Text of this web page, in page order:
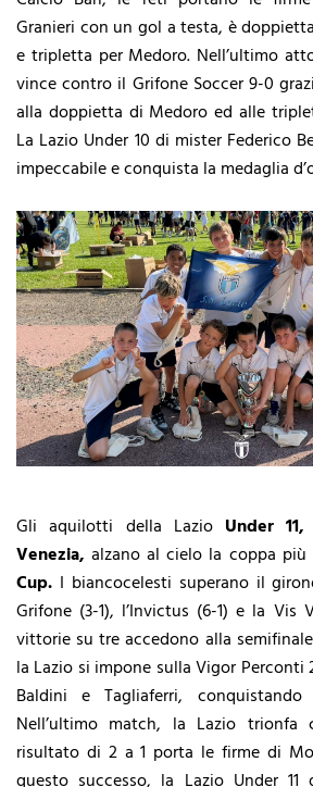
Granieri con un gol a testa, è
e tripletta per Medoro. Nell’ultimo
vince contro il Grifone Soccer 9-0
alla doppietta di Medoro ed alle
La Lazio Under 10 di mister Federico
impeccabile e conquista la medaglia
Gli aquilotti della Lazio Under 11,
Venezia, alzano al cielo la coppa più
Cup. I biancocelesti superano il
Grifone (3-1), l’Invictus (6-1) e la
vittorie su tre accedono alla
la Lazio si impone sulla Vigor Perconti
Baldini e Tagliaferri,
Nell’ultimo match, la Lazio
risultato di 2 a 1 porta le firme di
questo successo, la Lazio Under